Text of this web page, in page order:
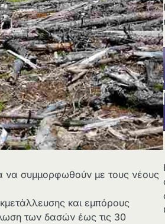
να συμμορφωθούν με τους νέους
και εμπόρους
των δασών έως τις 30